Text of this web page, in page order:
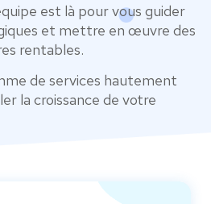
est là pour vous guider
et mettre en œuvre des
rentables.
de services hautement
la croissance de votre